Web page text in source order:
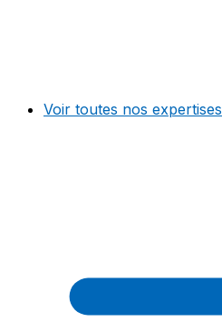
Voir toutes nos expertises